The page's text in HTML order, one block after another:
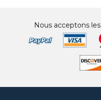
Nous acceptons